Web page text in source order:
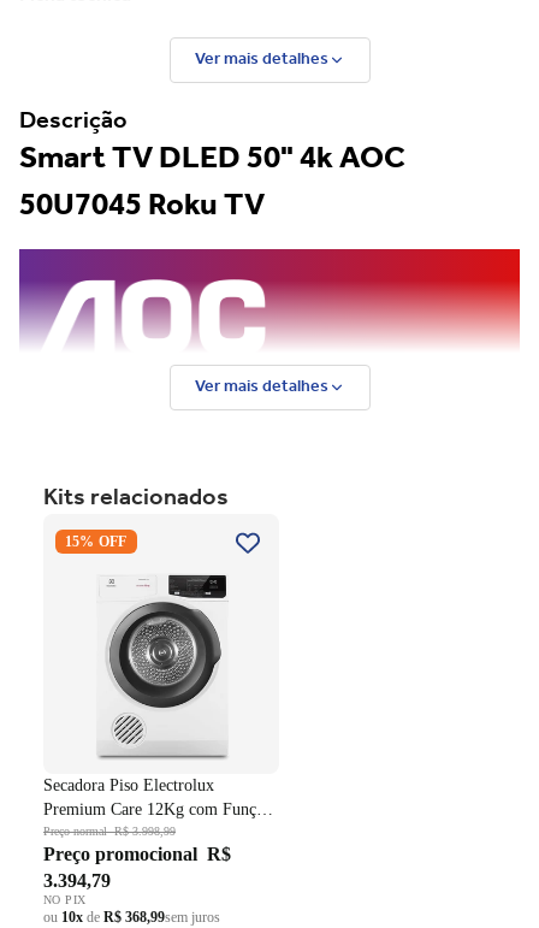
Ver mais detalhes
Descrição
Smart TV DLED 50" 4k AOC
50U7045 Roku TV
Ver mais detalhes
Kits relacionados
Premium Care 12Kg com
Branco 220V
15% OFF
Secadora Piso Electrolux
Premium Care 12Kg com Função
AutoSense SFP12 Branco 220V
Preço normalR$ 3.998,99
Preço promocional R$
3.394,79
NO PIX
ou 10x de R$ 368,99sem juros